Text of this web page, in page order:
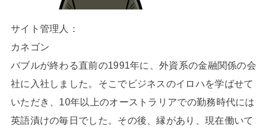
サイト管理人：
カネゴン
バブルが終わる直前の1991年に、外資系の金融関係の会
社に入社しました。そこでビジネスのイロハを学ばせて
いただき、10年以上のオーストラリアでの勤務時代には
英語漬けの毎日でした。その後、縁があり、現在働いて